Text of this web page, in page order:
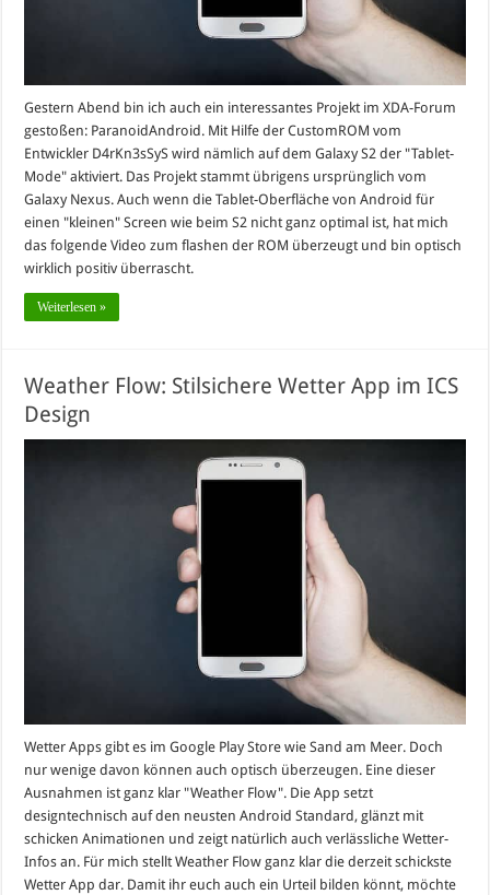
Gestern Abend bin ich auch ein interessantes Projekt im XDA-Forum
gestoßen: ParanoidAndroid. Mit Hilfe der CustomROM vom
Entwickler D4rKn3sSyS wird nämlich auf dem Galaxy S2 der "Tablet-
Mode" aktiviert. Das Projekt stammt übrigens ursprünglich vom
Galaxy Nexus. Auch wenn die Tablet-Oberfläche von Android für
einen "kleinen" Screen wie beim S2 nicht ganz optimal ist, hat mich
das folgende Video zum flashen der ROM überzeugt und bin optisch
wirklich positiv überrascht.
Weiterlesen »
Weather Flow: Stilsichere Wetter App im ICS
Design
Wetter Apps gibt es im Google Play Store wie Sand am Meer. Doch
nur wenige davon können auch optisch überzeugen. Eine dieser
Ausnahmen ist ganz klar "Weather Flow". Die App setzt
designtechnisch auf den neusten Android Standard, glänzt mit
schicken Animationen und zeigt natürlich auch verlässliche Wetter-
Infos an. Für mich stellt Weather Flow ganz klar die derzeit schickste
Wetter App dar. Damit ihr euch auch ein Urteil bilden könnt, möchte